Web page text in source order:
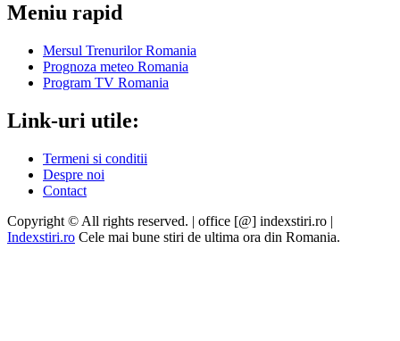
Meniu rapid
Mersul Trenurilor Romania
Prognoza meteo Romania
Program TV Romania
Link-uri utile:
Termeni si conditii
Despre noi
Contact
Copyright © All rights reserved. | office [@] indexstiri.ro |
Indexstiri.ro Cele mai bune stiri de ultima ora din Romania.